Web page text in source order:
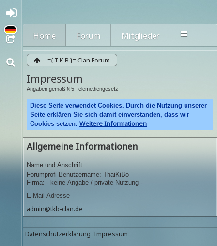
nmel
den
oder
strie
ren
Home Forum Mitglieder
={.T.K.B.}= Clan Forum
Impressum
Angaben gemäß § 5 Telemediengesetz
Diese Seite verwendet Cookies. Durch die Nutzung unserer
Seite erklären Sie sich damit einverstanden, dass wir
Cookies setzen. Weitere Informationen
Allgemeine Informationen
Name und Anschrift
Forumprofi-Benutzername: ThaiKiBo
Firma: - keine Angabe / private Nutzung -
E-Mail-Adresse
admin@tkb-clan.de
Datenschutzerklärung Impressum